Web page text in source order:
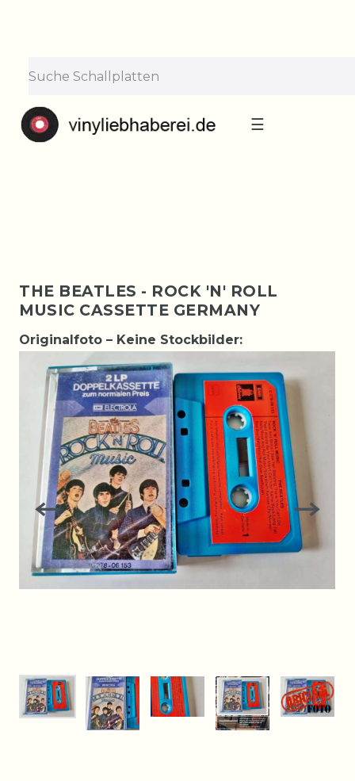
Bestellungen nehmen wir gerne entgegen —
der Versand startet wieder ab Montag, 31.
☰
THE BEATLES - ROCK 'N' ROLL
MUSIC CASSETTE GERMANY
Originalfoto – Keine Stockbilder: